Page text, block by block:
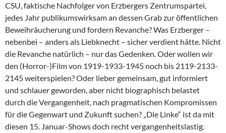
CSU, faktische Nachfolger von Erzbergers Zentrumspartei,
jedes Jahr publikumswirksam an dessen Grab zur öffentlichen
Beweihräucherung und fordern Revanche? Was Erzberger –
nebenbei – anders als Liebknecht – sicher verdient hätte. Nicht
die Revanche natürlich – nur das Gedenken. Oder wollen wir
den (Horror-)Film von 1919-1933-1945 noch bis 2119-2133-
2145 weiterspielen? Oder lieber gemeinsam, gut informiert
und schlauer geworden, aber nicht biographisch belastet
durch die Vergangenheit, nach pragmatischen Kompromissen
für die Gegenwart und Zukunft suchen? „Die Linke“ ist da mit
diesen 15. Januar-Shows doch recht vergangenheitslastig.